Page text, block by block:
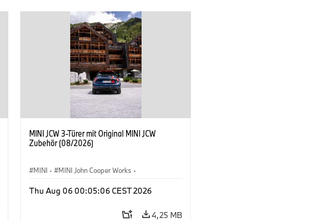
MINI JCW 3-Türer mit Original MINI JCW
Zubehör (08/2026)
MINI · MINI John Cooper Works ·
Sonderausstattungen, Zubehör
Thu Aug 06 00:05:06 CEST 2026
4,25 MB